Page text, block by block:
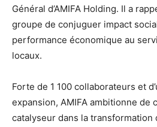
Général d’AMIFA Holding. Il a
groupe de conjuguer impact
performance économique au
locaux.
Forte de 1 100 collaborateurs et
expansion, AMIFA ambitionne de
catalyseur dans la transformation